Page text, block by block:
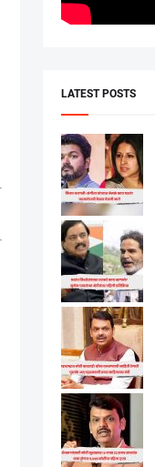
LATEST POSTS